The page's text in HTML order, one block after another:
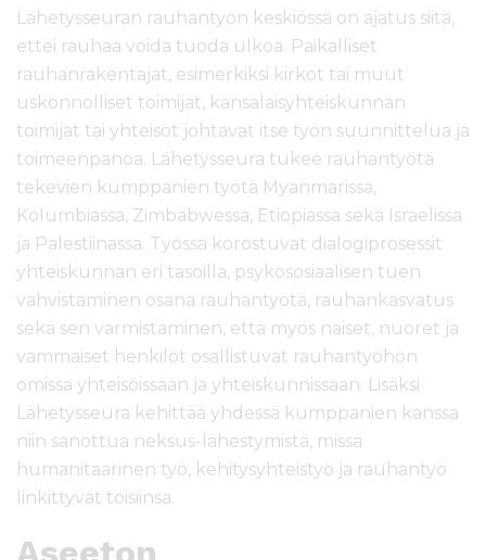
Lähetysseuran rauhantyön keskiössä on ajatus siitä,
ettei rauhaa voida tuoda ulkoa. Paikalliset
rauhanrakentajat, esimerkiksi kirkot tai muut
uskonnolliset toimijat, kansalaisyhteiskunnan
toimijat tai yhteisöt johtavat itse työn suunnittelua ja
toimeenpanoa. Lähetysseura tukee rauhantyötä
tekevien kumppanien työtä Myanmarissa,
Kolumbiassa, Zimbabwessa, Etiopiassa sekä Israelissa
ja Palestiinassa. Työssä korostuvat dialogiprosessit
yhteiskunnan eri tasoilla, psykososiaalisen tuen
vahvistaminen osana rauhantyötä, rauhankasvatus
sekä sen varmistaminen, että myös naiset, nuoret ja
vammaiset henkilöt osallistuvat rauhantyöhön
omissa yhteisöissään ja yhteiskunnissaan. Lisäksi
Lähetysseura kehittää yhdessä kumppanien kanssa
niin sanottua neksus-lähestymistä, missä
humanitaarinen työ, kehitysyhteistyö ja rauhantyö
linkittyvät toisiinsa.